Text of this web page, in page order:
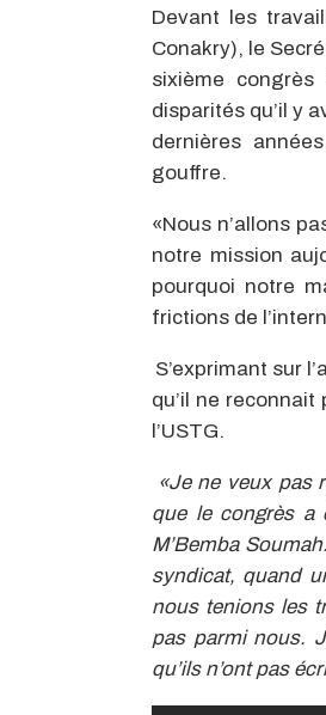
Devant les
Conakry), le
sixième
disparités qu’il y
dernières
gouffre.
«Nous n’allons
notre mission
pourquoi notre
frictions de
S’exprimant sur
qu’il ne
l’USTG.
«Je ne veux pas
que le congrès a
M’Bemba
syndicat, quand
nous tenions les
pas parmi nous.
qu’ils n’ont pas